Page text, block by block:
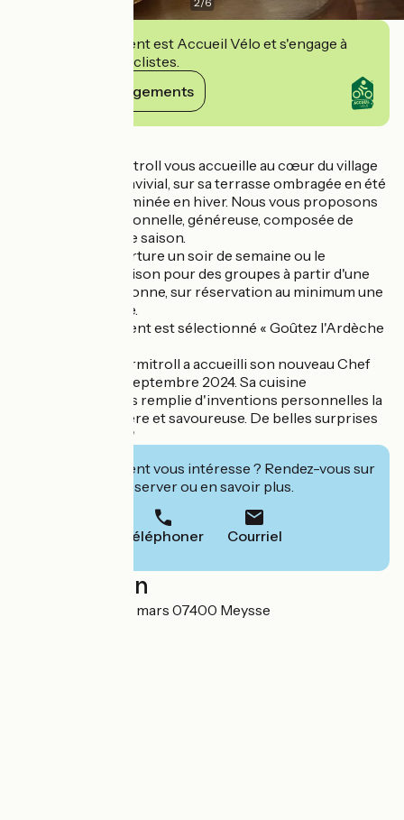
Cet établissement est Accueil Vélo et s'engage à
accueillir des cyclistes.
Voir ses engagements
L'équipe du Marmitroll vous accueille au cœur du village
dans un cadre convivial, sur sa terrasse ombragée en été
ou près de sa cheminée en hiver. Nous vous proposons
une cuisine traditionnelle, généreuse, composée de
produits frais et de saison.
Possibilité d'ouverture un soir de semaine ou le
dimanche hors saison pour des groupes à partir d'une
quinzaine de personne, sur réservation au minimum une
semaine à l'avance.
Notre établissement est sélectionné « Goûtez l'Ardèche
''La cuisine du Marmitroll a accueilli son nouveau Chef
Noé Pallier le 30 septembre 2024. Sa cuisine
traditionnelle mais remplie d'inventions personnelles la
rende à la fois légère et savoureuse. De belles surprises
en perspectives !''
Cet établissement vous intéresse ? Rendez-vous sur
leur site pour réserver ou en savoir plus.
Téléphoner Courriel
Localisation
1 place champs de mars 07400 Meysse